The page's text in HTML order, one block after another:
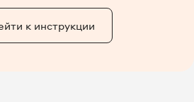
к инструкции